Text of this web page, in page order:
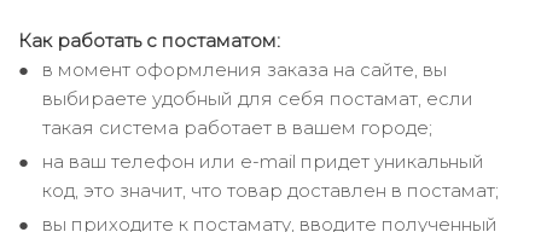
Как работать с постаматом:
в момент оформления заказа на сайте, вы
выбираете удобный для себя постамат, если
такая система работает в вашем городе;
на ваш телефон или e-mail придет уникальный
код, это значит, что товар доставлен в постамат;
вы приходите к постамату, вводите полученный